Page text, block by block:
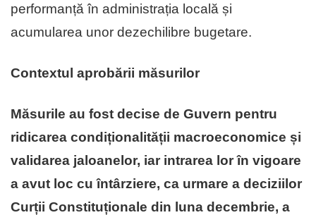
performanță în administrația locală și
acumularea unor dezechilibre bugetare.
Contextul aprobării măsurilor
Măsurile au fost decise de Guvern pentru
ridicarea condiționalității macroeconomice și
validarea jaloanelor, iar intrarea lor în vigoare
a avut loc cu întârziere, ca urmare a deciziilor
Curții Constituționale din luna decembrie, a